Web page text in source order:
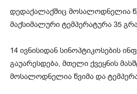
დედაქალაქშიც მოსალოდნელია
მაქსიმალური ტემპერატურა 35
14 ივნისიდან სინოპტიკოსების
გაუარესდება, მთელი ქვეყნის
მოსალოდნელია წვიმა და